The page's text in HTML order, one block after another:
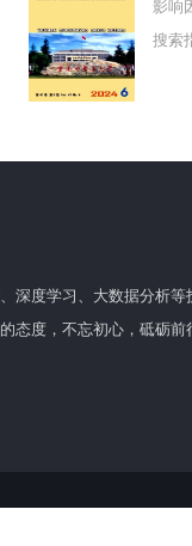
影响
搜索
深度学习、大数据分析
态度，不忘初心，砥砺前